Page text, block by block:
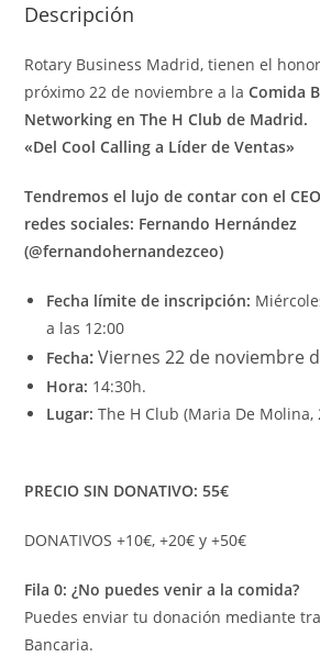
cantidad
Descripción
Rotary Business Madrid, tienen el
próximo 22 de noviembre a laComida
Networking en The H Club de Madrid.
«Del Cool Calling a Líder de Ventas»
Tendremos el lujo de contar con el
redes sociales: Fernando Hernández
(@fernandohernandezceo)
Fecha límite de inscripción:
a las 12:00
Fecha:Viernes 22 de noviembre
Hora: 14:30h.
Lugar: The H Club (Maria De Molina,
PRECIO SIN DONATIVO: 55€
DONATIVOS +10€, +20€ y +50€
Fila 0: ¿No puedes venir a la comida?
Puedes enviar tu donación mediante
Bancaria.